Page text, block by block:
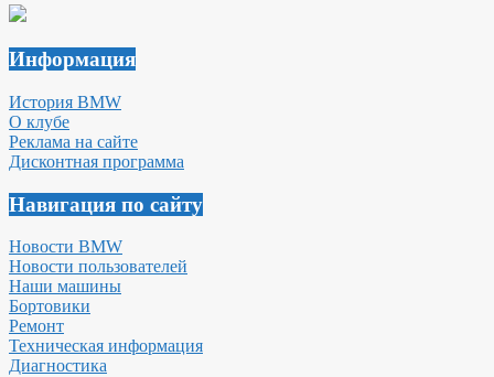
Информация
История BMW
О клубе
Реклама на сайте
Дисконтная программа
Навигация по сайту
Новости BMW
Новости пользователей
Наши машины
Бортовики
Ремонт
Техническая информация
Диагностика